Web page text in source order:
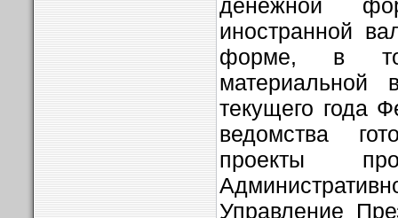
денежной
иностранной
форме, в
текущего года
ведомства
проекты
Управление